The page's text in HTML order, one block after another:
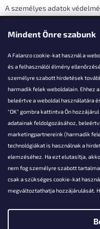
Mindent Önre szabunk
A Falanzo cookie-kat használ a
és a felhasználói élmény
személyre szabott hirdetések
harmadik felek weboldalain. Ehhez
beleértve a weboldal használatára
"OK" gombra kattintva Ön
adatainak feldolgozásához,
marketingpartnereink (harmadik
technológiákat is használnak a
elemzéséhez. Ha ezt elutasítja,
nem fog személyre szabott
csak a szükséges cookie-kat
megváltoztathatja hozzájárulását.
A személyes adatok
Elérhetőségi adatok
Akarsz kérdezni valamit?
info@falanzo.hu